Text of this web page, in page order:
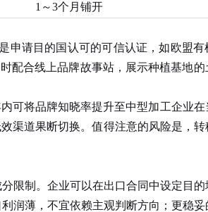
1～3个月铺开
请目的国认可的可信认证，如欧盟有
配合线上品牌故事站，展示种植基地的
将品牌知晓率提升至中型加工企业在
渠道果断切换。值得注意的风险是，
限制。企业可以在出口合同中设定目的
利润薄，不宜依赖主观判断方向；更稳妥